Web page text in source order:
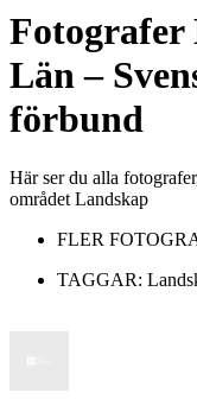
Fotografer
Län–
förbund
Här ser du alla
området Landskap
FLER
TAGGAR: